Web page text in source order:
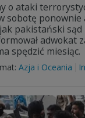
o ataki
sobotę
pakistański sąd
adwokat
spędzić miesiąc.
Azja i Oceania